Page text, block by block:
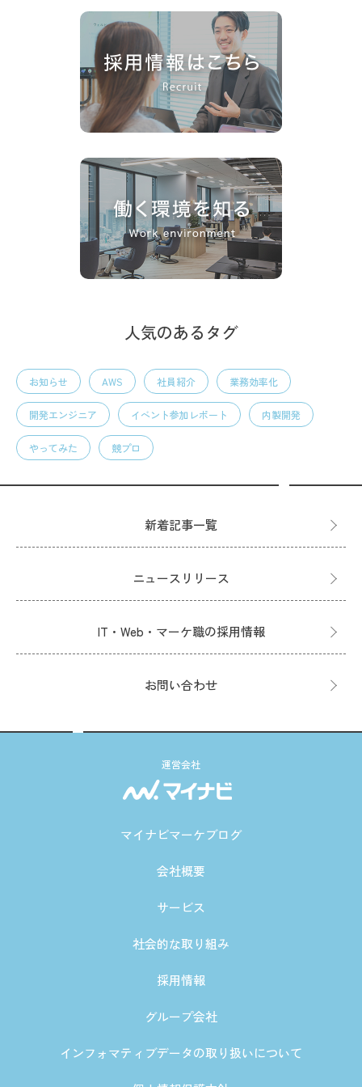
人気のあるタグ
お知らせ AWS 社員紹介 業務効率化
開発エンジニア イベント参加レポート 内製開発
やってみた 競プロ
新着記事一覧
ニュースリリース
IT・Web・マーケ職の採用情報
お問い合わせ
運営会社
マイナビマーケブログ
会社概要
サービス
社会的な取り組み
採用情報
グループ会社
インフォマティブデータの取り扱いについて